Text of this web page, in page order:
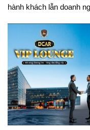
hành khách lẫn doanh